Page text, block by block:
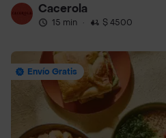
Cacerola
15 min · $ 4500
Envío Gratis